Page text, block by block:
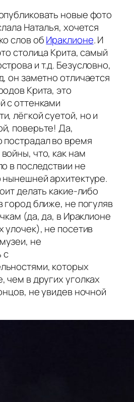
новые фото
Наталья, хочется
слов обИраклионе. И
столица Крита, самый
и т.д. Безусловно,
он заметно отличается
Крита, это
с оттенками
лёгкой суетой, но и
поверьте! Да,
пострадал во время
что, как нам
в последствии не
нынешней архитектуре.
делать какие-либо
город ближе, не погуляв
(да, да, в Ираклионе
улочек), не посетив
не
с
которых
чем в других уголках
не увидев ночной